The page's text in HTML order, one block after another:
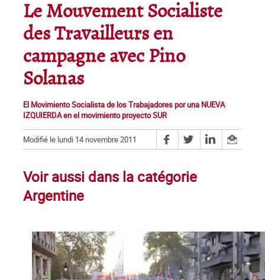
Le Mouvement Socialiste
des Travailleurs en
campagne avec Pino
Solanas
El Movimiento Socialista de los Trabajadores por una NUEVA
IZQUIERDA en el movimiento proyecto SUR
Modifié le lundi 14 novembre 2011
Voir aussi dans la catégorie
Argentine